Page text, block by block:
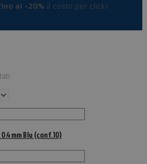
al -20% il costo per click!
mm Blu (conf.10)